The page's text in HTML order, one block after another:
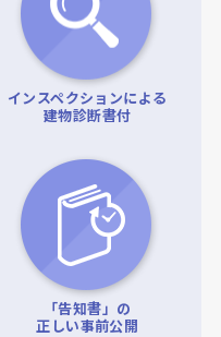
インスペクションによる
建物診断書付
「告知書」の
正しい事前公開